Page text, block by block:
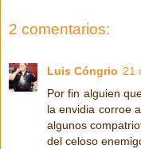
2 comentarios:
Luis Cóngrio 21
Por fin alguien
la envidia corroe
algunos
del celoso